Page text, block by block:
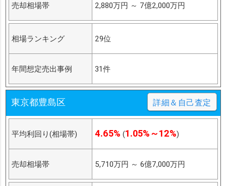
売却相場帯 2,880万円 ～ 7億2,000万円
相場ランキング 29位
年間想定売出事例 31件
東京都豊島区 詳細＆自己査定
平均利回り(相場帯) 4.65% (1.05%～12%)
売却相場帯 5,710万円 ～ 6億7,000万円